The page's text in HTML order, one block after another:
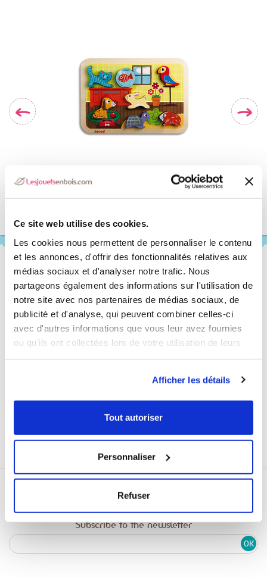
Ce site web utilise des cookies.
Les cookies nous permettent de personnaliser le contenu
et les annonces, d'offrir des fonctionnalités relatives aux
médias sociaux et d'analyser notre trafic. Nous
partageons également des informations sur l'utilisation de
notre site avec nos partenaires de médias sociaux, de
publicité et d'analyse, qui peuvent combiner celles-ci
avec d'autres informations que vous leur avez fournies
ou qu'ils ont collectées lors de votre utilisation de leurs
Afficher les détails
Tout autoriser
Personnaliser
Refuser
Customer reviews
to help you choose
within 48 hours worldwide
Secure payment
Subscribe to the newsletter
OK